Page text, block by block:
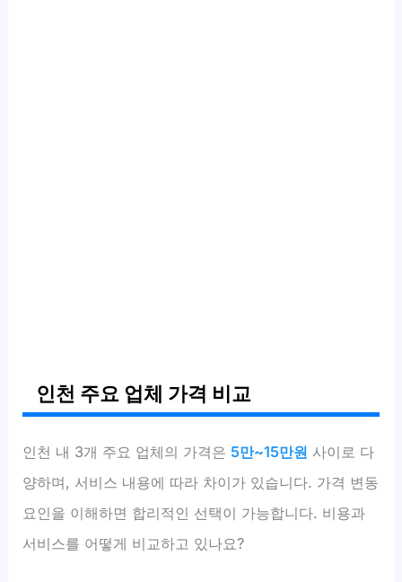
인천 주요 업체 가격 비교
인천 내 3개 주요 업체의 가격은 5만~15만원 사이로 다
양하며, 서비스 내용에 따라 차이가 있습니다. 가격 변동
요인을 이해하면 합리적인 선택이 가능합니다. 비용과
서비스를 어떻게 비교하고 있나요?